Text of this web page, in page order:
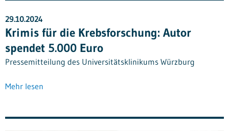
29.10.2024
Krimis für die Krebsforschung: Autor
spendet 5.000 Euro
Pressemitteilung des Universitätsklinikums Würzburg
Mehr lesen